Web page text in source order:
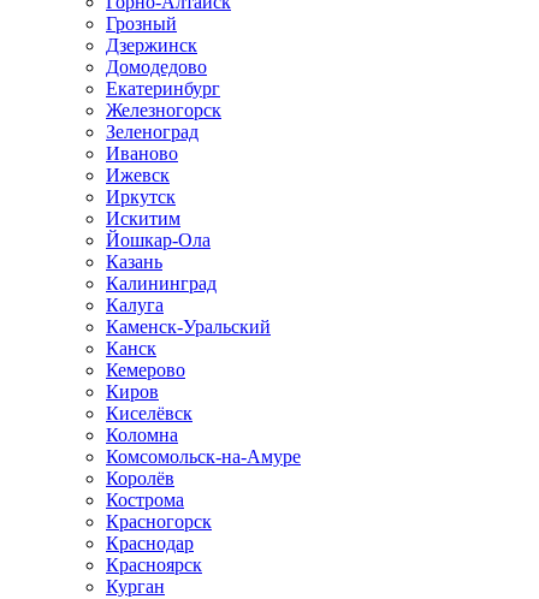
Грозный
Дзержинск
Домодедово
Екатеринбург
Железногорск
Зеленоград
Иваново
Ижевск
Иркутск
Искитим
Йошкар-Ола
Казань
Калининград
Калуга
Каменск-Уральский
Канск
Кемерово
Киров
Киселёвск
Коломна
Комсомольск-на-Амуре
Королёв
Кострома
Красногорск
Краснодар
Красноярск
Курган